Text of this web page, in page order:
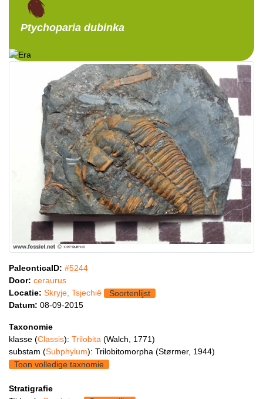
Ptychoparia dubinka
PaleonticaID: #5244
Door: ceraurus
Locatie: Skryje, Tsjechië
Soortenlijst
Datum: 08-09-2015
Taxonomie
klasse (Classis): Trilobita (Walch, 1771)
substam (Subphylum): Trilobitomorpha (Størmer, 1944)
Toon volledige taxnomie
Stratigrafie